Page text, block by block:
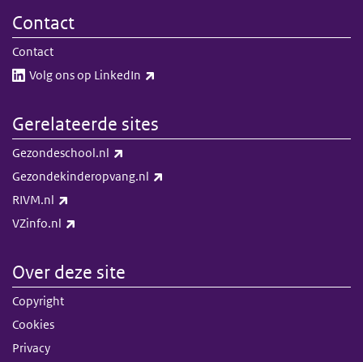
Contact
Contact
Volg ons op LinkedIn​​
Gerelateerde sites
Gezondeschool.nl
Gezondekinderopvang.nl
RIVM.nl
VZinfo.nl
Over deze site
Copyright
Cookies
Privacy